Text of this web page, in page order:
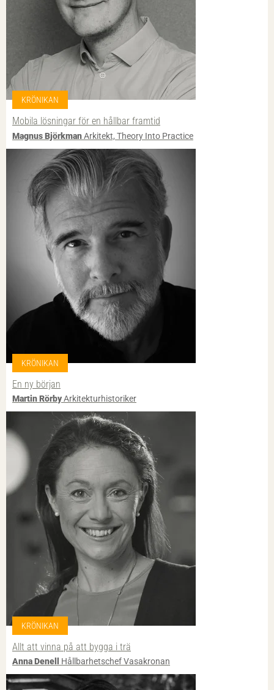
KRÖNIKAN
Mobila lösningar för en hållbar framtid
Magnus BjörkmanArkitekt, Theory Into Practice
KRÖNIKAN
En ny början
Martin RörbyArkitekturhistoriker
KRÖNIKAN
Allt att vinna på att bygga i trä
Anna Denell Hållbarhetschef Vasakronan